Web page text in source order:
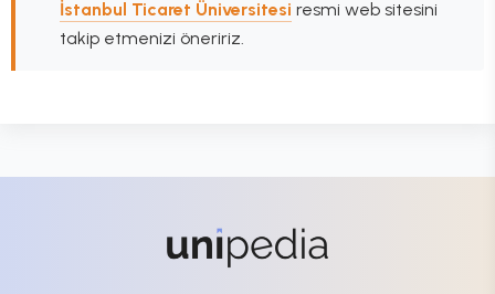
İstanbul Ticaret Üniversitesi resmi web sitesini
takip etmenizi öneririz.